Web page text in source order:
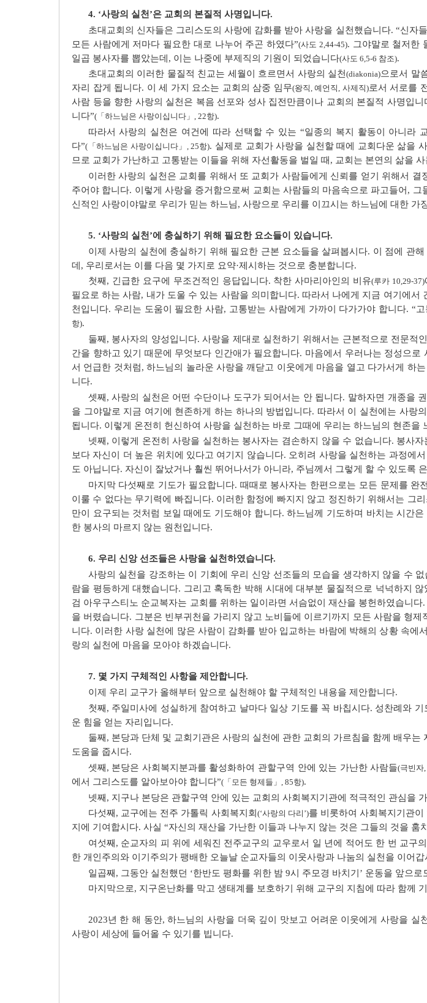
4. ‘사랑의 실천’은 교회의 본질적 사명입니다.
초대교회의 신자들은 그리스도의 사랑에 감화를 받아 사랑을 실천했습니다. “신
모든 사람에게 저마다 필요한 대로 나누어 주곤 하였다”(사도 2,44-45). 그야말로 철저한
일곱 봉사자를 뽑았는데, 이는 나중에 부제직의 기원이 되었습니다(사도 6,5-6 참조).
초대교회의 이러한 물질적 친교는 세월이 흐르면서 사랑의 실천(diakonia)으로서 말
자리 잡게 됩니다. 이 세 가지 요소는 교회의 삼중 임무(왕직, 예언직, 사제직)로서 서로를
사람 등을 향한 사랑의 실천은 복음 선포와 성사 집전만큼이나 교회의 본질적 사명입
니다”(「하느님은 사랑이십니다」, 22항).
따라서 사랑의 실천은 여건에 따라 선택할 수 있는 “일종의 복지 활동이 아니라
다”(「하느님은 사랑이십니다」, 25항). 실제로 교회가 사랑을 실천할 때에 교회다운 삶을
므로 교회가 가난하고 고통받는 이들을 위해 자선활동을 벌일 때, 교회는 본연의 삶을
이러한 사랑의 실천은 교회를 위해서 또 교회가 사람들에게 신뢰를 얻기 위해서
주어야 합니다. 이렇게 사랑을 증거함으로써 교회는 사람들의 마음속으로 파고들어,
신적인 사랑이야말로 우리가 믿는 하느님, 사랑으로 우리를 이끄시는 하느님에 대한 가
5. ‘사랑의 실천’에 충실하기 위해 필요한 요소들이 있습니다.
이제 사랑의 실천에 충실하기 위해 필요한 근본 요소들을 살펴봅시다. 이 점에 관
데, 우리로서는 이를 다음 몇 가지로 요약·제시하는 것으로 충분합니다.
첫째, 긴급한 요구에 무조건적인 응답입니다. 착한 사마리아인의 비유(루카 10,29-37)
필요로 하는 사람, 내가 도울 수 있는 사람을 의미합니다. 따라서 나에게 지금 여기에
천입니다. 우리는 도움이 필요한 사람, 고통받는 사람에게 가까이 다가가야 합니다. “
항).
둘째, 봉사자의 양성입니다. 사랑을 제대로 실천하기 위해서는 근본적으로 전문적
간을 향하고 있기 때문에 무엇보다 인간애가 필요합니다. 마음에서 우러나는 정성으
서 언급한 것처럼, 하느님의 놀라운 사랑을 깨닫고 이웃에게 마음을 열고 다가서게 하
니다.
셋째, 사랑의 실천은 어떤 수단이나 도구가 되어서는 안 됩니다. 말하자면 개종을
을 그야말로 지금 여기에 현존하게 하는 하나의 방법입니다. 따라서 이 실천에는 사
됩니다. 이렇게 온전히 헌신하여 사랑을 실천하는 바로 그때에 우리는 하느님의 현존
넷째, 이렇게 온전히 사랑을 실천하는 봉사자는 겸손하지 않을 수 없습니다. 봉사
보다 자신이 더 높은 위치에 있다고 여기지 않습니다. 오히려 사랑을 실천하는 과정에
도 아닙니다. 자신이 잘났거나 훨씬 뛰어나서가 아니라, 주님께서 그렇게 할 수 있도록
마지막 다섯째로 기도가 필요합니다. 때때로 봉사자는 한편으로는 모든 문제를
이룰 수 없다는 무기력에 빠집니다. 이러한 함정에 빠지지 않고 정진하기 위해서는 그
만이 요구되는 것처럼 보일 때에도 기도해야 합니다. 하느님께 기도하며 바치는 시간
한 봉사의 마르지 않는 원천입니다.
6. 우리 신앙 선조들은 사랑을 실천하였습니다.
사랑의 실천을 강조하는 이 기회에 우리 신앙 선조들의 모습을 생각하지 않을 수
람을 평등하게 대했습니다. 그리고 혹독한 박해 시대에 대부분 물질적으로 넉넉하지
검 아우구스티노 순교복자는 교회를 위하는 일이라면 서슴없이 재산을 봉헌하였습니
을 버렸습니다. 그분은 빈부귀천을 가리지 않고 노비들에 이르기까지 모든 사람을 형
니다. 이러한 사랑 실천에 많은 사람이 감화를 받아 입교하는 바람에 박해의 상황 속
랑의 실천에 마음을 모아야 하겠습니다.
7. 몇 가지 구체적인 사항을 제안합니다.
이제 우리 교구가 올해부터 앞으로 실천해야 할 구체적인 내용을 제안합니다.
첫째, 주일미사에 성실하게 참여하고 날마다 일상 기도를 꼭 바칩시다. 성찬례와
운 힘을 얻는 자리입니다.
둘째, 본당과 단체 및 교회기관은 사랑의 실천에 관한 교회의 가르침을 함께 배우
도움을 줍시다.
셋째, 본당은 사회복지분과를 활성화하여 관할구역 안에 있는 가난한 사람들(극빈자
에서 그리스도를 알아보아야 합니다”(「모든 형제들」, 85항).
넷째, 지구나 본당은 관할구역 안에 있는 교회의 사회복지기관에 적극적인 관심을
다섯째, 교구에는 전주 가톨릭 사회복지회 (‘사랑의 다리’)를 비롯하여 사회복지기관
지에 기여합시다. 사실 “자신의 재산을 가난한 이들과 나누지 않는 것은 그들의 것을 훔
여섯째, 순교자의 피 위에 세워진 전주교구의 교우로서 일 년에 적어도 한 번 교구
한 개인주의와 이기주의가 팽배한 오늘날 순교자들의 이웃사랑과 나눔의 실천을 이어갑
일곱째, 그동안실천했던 ‘한반도 평화를 위한 밤 9시 주모경 바치기’ 운동을 앞으
마지막으로, 지구온난화를 막고 생태계를 보호하기 위해 교구의 지침에 따라 함께
2023년 한 해 동안, 하느님의 사랑을 더욱 깊이 맛보고 어려운 이웃에게 사랑을
사랑이 세상에 들어올 수 있기를 빕니다.